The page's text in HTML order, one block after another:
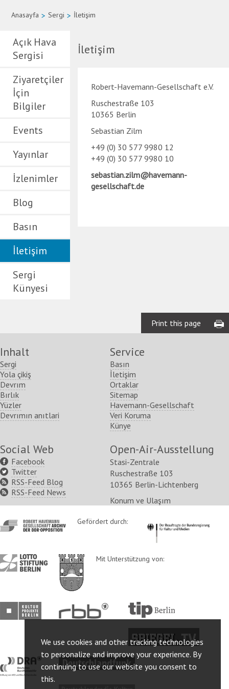
We use cookies and other tracking technologies
to personalize and improve your experience. By
continuing to use our website you consent to
this.
Anasayfa > Sergi > İletişim
Açık Hava
Sergisi
Ziyaretçiler
İçin
Bilgiler
Events
Yayınlar
İzlenimler
Blog
Basın
İletişim
Sergi
Künyesi
İletişim
Robert-Havemann-Gesellschaft e.V.
Ruschestraße 103
10365 Berlin
Sebastian Zilm
+49 (0) 30 577 9980 12
+49 (0) 30 577 9980 10
sebastian.zilm@havemann-
gesellschaft.de
Print this page
Inhalt
Sergi
Yola çikiş
Devrım
Bırlık
Yüzler
Devrımın anıtlari
Service
Basın
İletişim
Ortaklar
Sitemap
Havemann-Gesellschaft
Veri Koruma
Künye
Social Web
Facebook
Twitter
RSS-Feed Blog
RSS-Feed News
Open-Air-Ausstellung
Stasi-Zentrale
Ruschestraße 103
10365 Berlin-Lichtenberg
Konum ve Ulaşım
http://www.havemann-
gesellschaft.de/
Gefördert durch: http://
http://www.lotto-
stiftung-
http://www.berlin.de/ba-
lichtenberg/
Mit Unterstützung von:
http://www.kulturprojekte-
berlin.de/
http://www.rbb-
online.de/
http://www.tip-
berlin.de/
http://www.spiegel.tv/
http://www.dra.de/http://www.deutschlandfunk.de/